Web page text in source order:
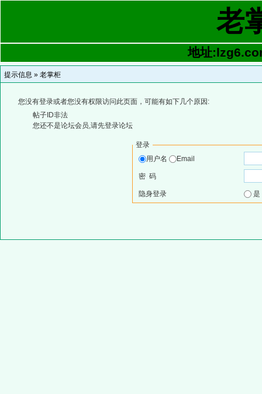
老
地址
提示信息 » 老掌柜
您没有登录或者您没有权限访问此页面，可能有如下几个原因:
帖子ID非法
您还不是论坛会员,请先登录论坛
登录
用户名
Email
密 码
隐身登录